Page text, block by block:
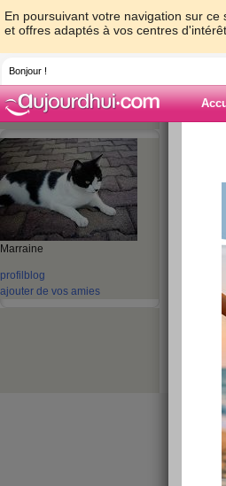
En poursuivant votre navigation sur
et offres adaptés à vos centres d'intérêt.
Bonjour !
Marraine
profil blog
ajouter de vos amies
Coucou
demain.
8h30,
couple au
repas
à pieds,
sortira de
photos de
espérant
que le